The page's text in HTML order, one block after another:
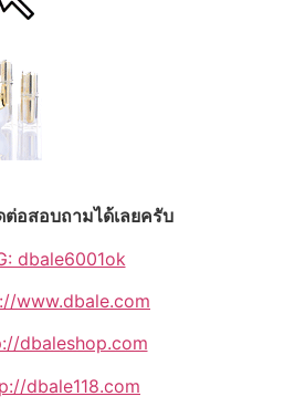
ต่อสอบถามได้เลยครับ
dbale6001ok
www.dbale.com
dbaleshop.com
dbale118.com